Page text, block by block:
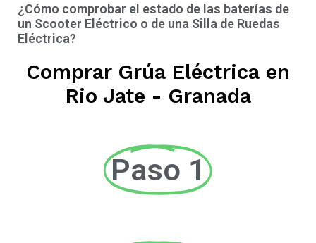
¿Cómo comprobar el estado de las baterías de
un Scooter Eléctrico o de una Silla de Ruedas
Eléctrica?
Comprar Grúa Eléctrica en
Rio Jate - Granada
Paso 1